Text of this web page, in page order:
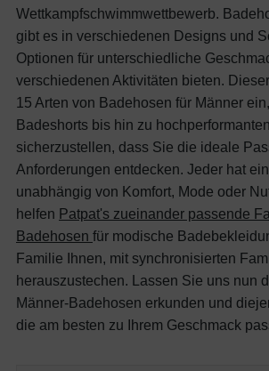
Wettkampfschwimmwettbewerb.
gibt es in verschiedenen Designs und
Optionen für unterschiedliche
verschiedenen Aktivitäten bieten.
15 Arten von Badehosen für Männer
Badeshorts bis hin zu
sicherzustellen, dass Sie die ideale
Anforderungen entdecken. Jeder hat
unabhängig von Komfort, Mode oder
helfen Patpat's zueinander passende
Badehosen für modische
Familie Ihnen, mit synchronisierten
herauszustechen.
Lassen Sie uns nun
Männer-Badehosen erkunden und
die am besten zu Ihrem Geschmack